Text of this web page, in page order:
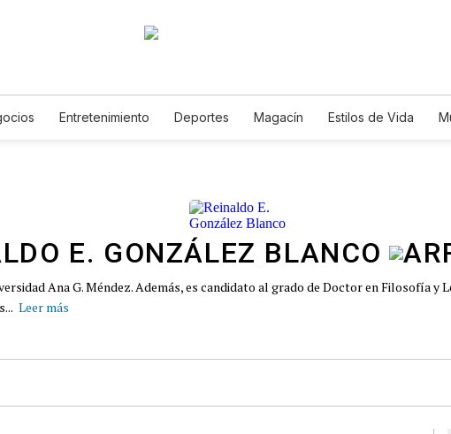
Entretenimiento Deportes Magacín Estilos de Vida
E. GONZÁLEZ BLANCO
Ana G. Méndez. Además, es candidato al grado de Doctor en Filosofía y
Leer más